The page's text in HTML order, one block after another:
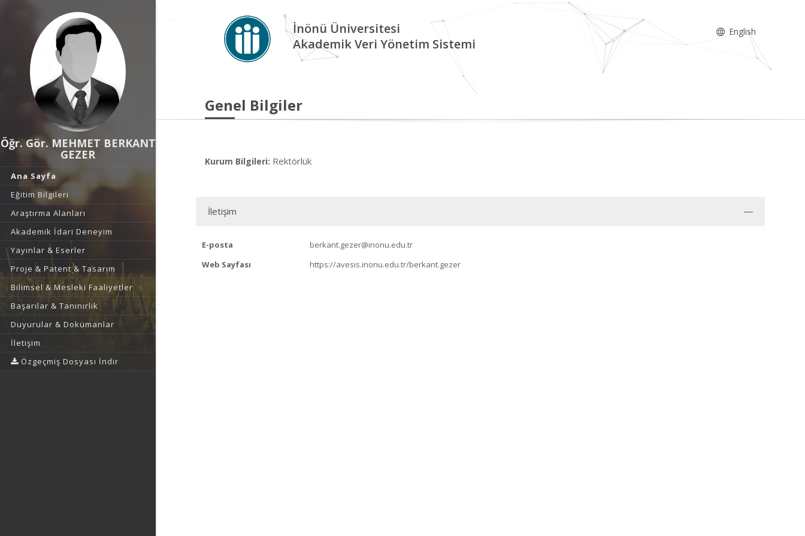
Öğr. Gör. MEHMET BERKANT
GEZER
Ana Sayfa
Eğitim Bilgileri
Araştırma Alanları
Akademik İdari Deneyim
Yayınlar & Eserler
Proje & Patent & Tasarım
Bilimsel & Mesleki Faaliyetler
Başarılar & Tanınırlık
Duyurular & Dokümanlar
İletişim
Özgeçmiş Dosyası İndir
İnönü Üniversitesi
Akademik Veri Yönetim Sistemi
English
Genel Bilgiler
Kurum Bilgileri: Rektörlük
İletişim
E-posta
berkant.gezer@inonu.edu.tr
Web Sayfası
https://avesis.inonu.edu.tr/berkant.gezer